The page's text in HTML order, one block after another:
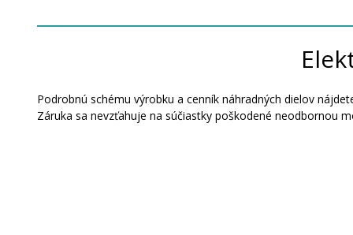
Podrobnú schému výrobku a cenník náhradných dielov
Záruka sa nevzťahuje na súčiastky poškodené neodbornou